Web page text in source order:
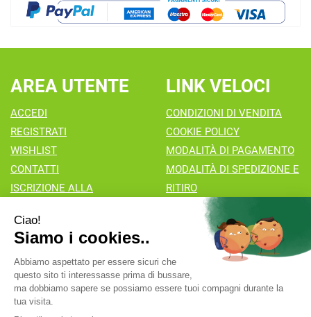
AREA UTENTE
ACCEDI
REGISTRATI
WISHLIST
CONTATTI
ISCRIZIONE ALLA
LINK VELOCI
CONDIZIONI DI VENDITA
COOKIE POLICY
MODALITÀ DI PAGAMENTO
MODALITÀ DI SPEDIZIONE E
RITIRO
Farmacia Valaperta Dr. Antonio Pipia
- Via Natale Perego 7
20069 Vaprio d'Adda (MI)
info@farmaciavalaperta.it|Tel.: 02 90 94 880| P.Iva: